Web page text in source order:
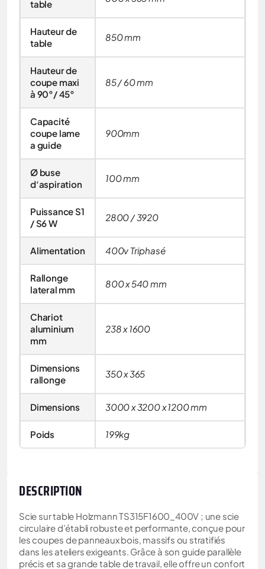
table
Hauteur de
table
850 mm
Hauteur de
coupe maxi
à 90°/ 45°
85 / 60 mm
Capacité
coupe lame
a guide
900mm
Ø buse
d‘aspiration
100 mm
Puissance S1
/ S6 W
2800 / 3920
Alimentation 400v Triphasé
Rallonge
lateral mm
800 x 540 mm
Chariot
aluminium
mm
238 x 1600
Dimensions
rallonge
350 x 365
Dimensions 3000 x 3200 x 1200 mm
Poids 199kg
DESCRIPTION
Scie sur table Holzmann TS315F1600_400V ; une scie
circulaire d’établi robuste et performante, conçue pour
les coupes de panneaux bois, massifs ou stratifiés
dans les ateliers exigeants. Grâce à son guide parallèle
précis et sa grande table de travail, elle offre un confort